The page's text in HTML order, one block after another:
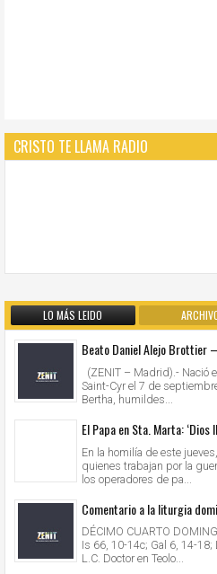
CRISTO TE LLAMA RADIO
LO MÁS LEIDO
Beato Daniel Alejo Brottier
(ZENIT – Madrid).- Nació
Saint-Cyr el 7 de
Bertha, humildes...
El Papa en Sta. Marta:
En la homilía de este
quienes trabajan por la
los operadores de pa...
Comentario a la liturgia
DÉCIMO CUARTO
Is 66, 10-14c; Gal 6, 14-18;
L.C. Doctor en Teolo...